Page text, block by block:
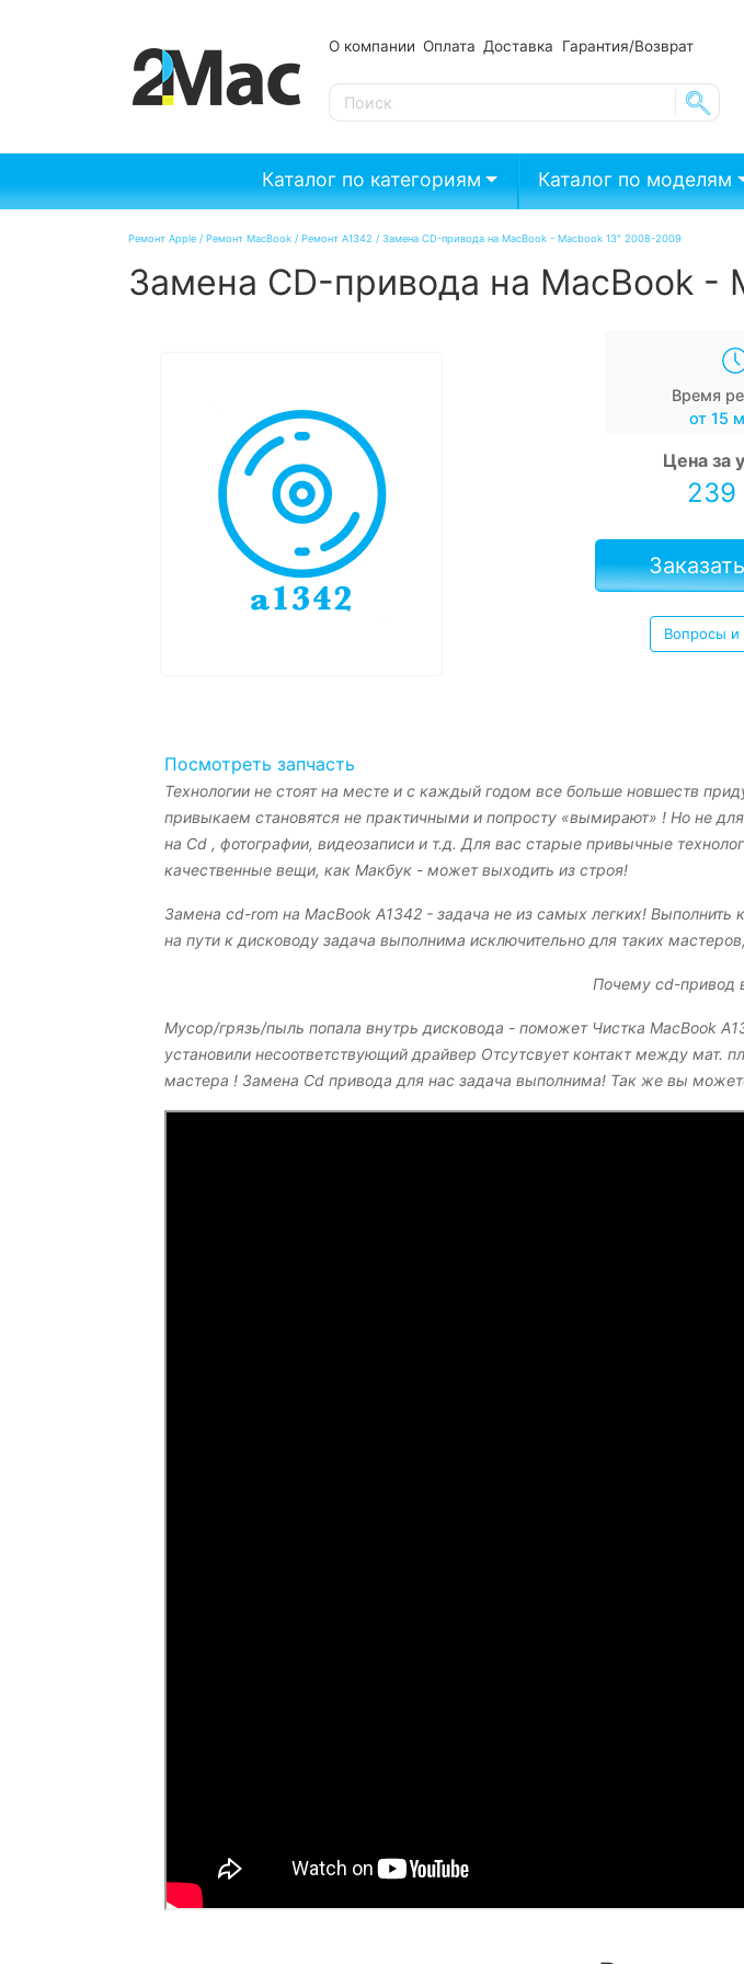
О компании Оплата Доставка Гарантия/Возврат
SE
Каталог по категориям Каталог по моделям
Ремонт Apple / Ремонт MacBook / Ремонт A1342 / Замена CD-привода на MacBook - Macbook 13" 2008-2009
Замена CD-привода на MacBook -
Время
от 15
Цена за
239
Вопросы и
Посмотреть запчасть
Технологии не стоят на месте и с каждый годом все больше новшеств
привыкаем становятся не практичными и попросту «вымирают» ! Но не
на Cd , фотографии, видеозаписи и т.д. Для вас старые привычные
качественные вещи, как Макбук - может выходить из строя!
Замена cd-rom на MacBook A1342 - задача не из самых легких!
на пути к дисководу задача выполнима исключительно для таких
Почему cd-привод
Мусор/грязь/пыль попала внутрь дисковода - поможет Чистка MacBook
установили несоответствующий драйвер Отсутсвует контакт между мат.
мастера ! Замена Cd привода для нас задача выполнима! Так же вы